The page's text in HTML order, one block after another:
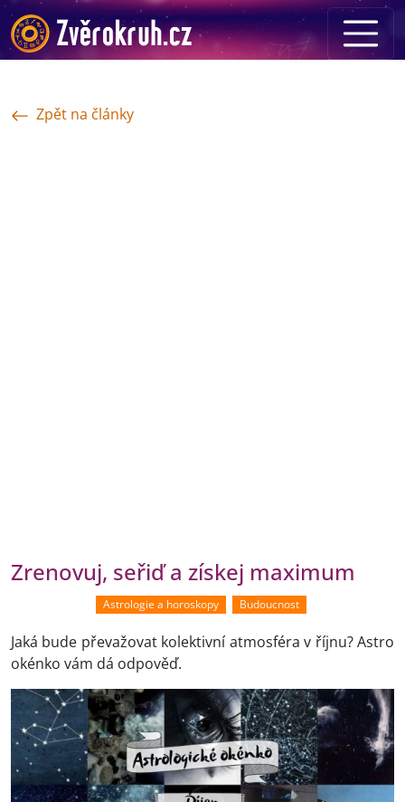
Zpět na články
Zrenovuj, seřiď a získej maximum
Astrologie a horoskopy Budoucnost
Jaká bude převažovat kolektivní atmosféra v říjnu? Astro
okénko vám dá odpověď.